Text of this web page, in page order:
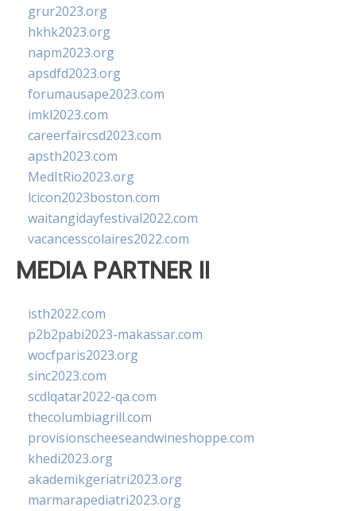
grur2023.org
hkhk2023.org
napm2023.org
apsdfd2023.org
forumausape2023.com
imkl2023.com
careerfaircsd2023.com
apsth2023.com
MedItRio2023.org
lcicon2023boston.com
waitangidayfestival2022.com
vacancesscolaires2022.com
MEDIA PARTNER II
isth2022.com
p2b2pabi2023-makassar.com
wocfparis2023.org
sinc2023.com
scdlqatar2022-qa.com
thecolumbiagrill.com
provisionscheeseandwineshoppe.com
khedi2023.org
akademikgeriatri2023.org
marmarapediatri2023.org